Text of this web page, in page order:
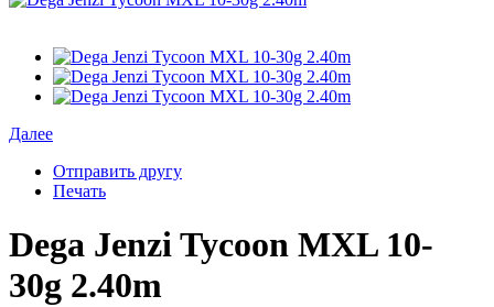
Далее
Отправить другу
Печать
Dega Jenzi Tycoon MXL 10-
30g 2.40m